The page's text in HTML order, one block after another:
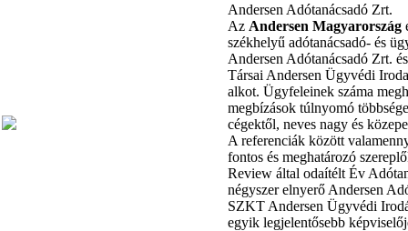
Andersen Adótanácsadó Zrt.
Az Andersen Magyarország
székhelyű adótanácsadó- és
Andersen Adótanácsadó Zrt.
Társai Andersen Ügyvédi
alkot. Ügyfeleinek száma
megbízások túlnyomó
cégektől, neves nagy és
A referenciák között
fontos és meghatározó
Review által odaítélt Év
négyszer elnyerő Andersen
SZKT Andersen Ügyvédi
egyik legjelentősebb